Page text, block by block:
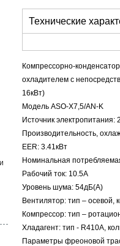
Технические
Компрессорно-
охладителем с
16кВт)
Модель ASO-X7,5/AN-K
Источник
Производительность,
EER: 3.41кВт
Номинальная
Рабочий ток: 10.5А
Уровень шума: 54дБ(А)
Вентилятор: тип – осевой,
Компрессор: тип –
Хладагент: тип - R410A,
Параметры фреоновой